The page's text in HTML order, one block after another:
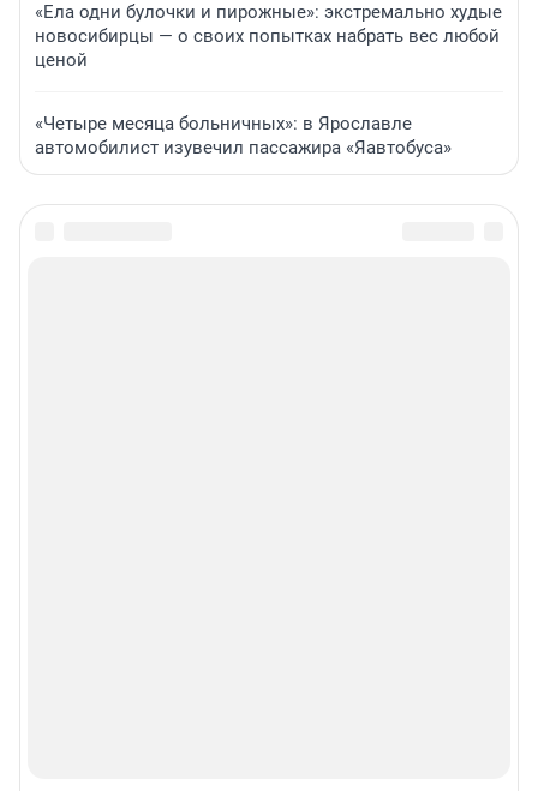
«Ела одни булочки и пирожные»: экстремально худые
новосибирцы — о своих попытках набрать вес любой
ценой
«Четыре месяца больничных»: в Ярославле
автомобилист изувечил пассажира «Яавтобуса»